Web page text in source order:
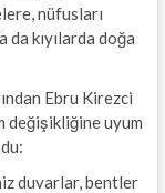
nüfusları
da kıyılarda doğa
Ebru Kirezci
değişikliğine uyum
duvarlar, bentler